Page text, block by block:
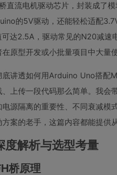
直流电机驱动芯片，封装成了
的5V驱动，还能轻松适配
达2.5A，驱动常见的N20减
原型开发或小批量项目中大量使
讲透如何用Arduino Uno搭配
上传一段代码那么简单。我
源隔离的重要性、不同衰减
案的老手，这篇内容都能提供
解析与选型考量
桥原理